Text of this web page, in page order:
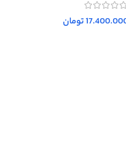
تومان